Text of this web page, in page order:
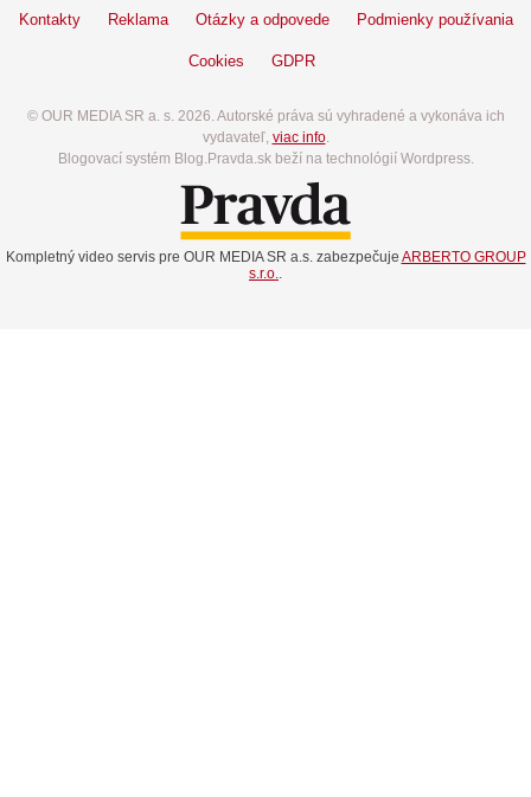
Kontakty Reklama Otázky a odpovede Podmienky používania
Cookies GDPR
© OUR MEDIA SR a. s. 2026. Autorské práva sú vyhradené a vykonáva ich
vydavateľ, viac info.
Blogovací systém Blog.Pravda.sk beží na technológií Wordpress.
Kompletný video servis pre OUR MEDIA SR a.s. zabezpečuje ARBERTO GROUP
s.r.o..